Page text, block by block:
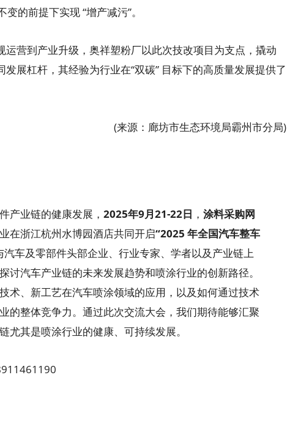
的前提下实现 “增产减污”。
营到产业升级，奥祥塑粉厂以此次技改项目为支点，撬动
展杠杆，其经验为行业在“双碳” 目标下的高质量发展提供了
(来源：廊坊市生态环境局霸州市分局)
业链的健康发展， 2025年9月21-22日 ， 涂料采购网
在浙江杭州水博园酒店共同开启“2025 年全国汽车整车
汽车及零部件头部企业、行业专家、学者以及产业链上
讨汽车产业链的未来发展趋势和喷涂行业的创新路径。
术、新工艺在汽车喷涂领域的应用，以及如何通过技术
的整体竞争力。通过此次交流大会，我们期待能够汇聚
尤其是喷涂行业的健康、可持续发展。